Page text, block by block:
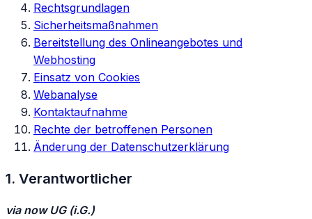
Rechtsgrundlagen
Sicherheitsmaßnahmen
Bereitstellung des Onlineangebotes und
Webhosting
Einsatz von Cookies
Webanalyse
Kontaktaufnahme
Rechte der betroffenen Personen
Änderung der Datenschutzerklärung
1. Verantwortlicher
via now UG (i.G.)